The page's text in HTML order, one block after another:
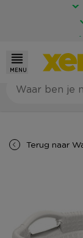
MENU
Terug naar